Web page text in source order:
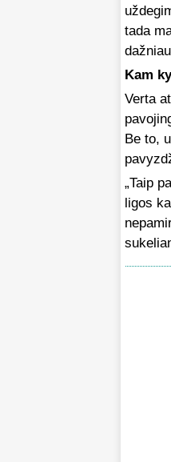
tada
Kam
Verta
Be to,
„Taip
ligos